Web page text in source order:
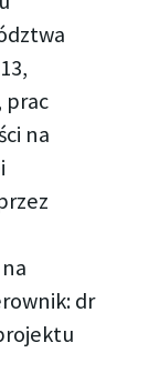
prac
na
dr